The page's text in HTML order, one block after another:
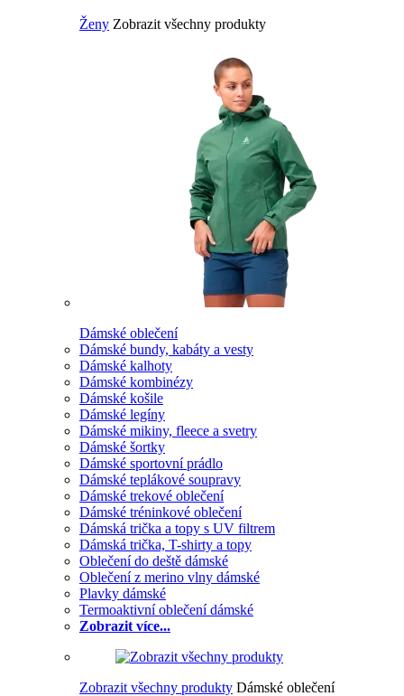
Ženy Zobrazit všechny produkty
Dámské oblečení
Dámské bundy, kabáty a vesty
Dámské kalhoty
Dámské kombinézy
Dámské košile
Dámské legíny
Dámské mikiny, fleece a svetry
Dámské šortky
Dámské sportovní prádlo
Dámské teplákové soupravy
Dámské trekové oblečení
Dámské tréninkové oblečení
Dámská trička a topy s UV filtrem
Dámská trička, T-shirty a topy
Oblečení do deště dámské
Oblečení z merino vlny dámské
Plavky dámské
Termoaktivní oblečení dámské
Zobrazit více...
Zobrazit všechny produkty Dámské oblečení